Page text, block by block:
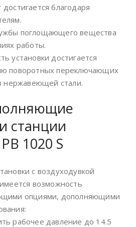
благодаря
поглощающего вещества
работы.
установки достигается
поворотных переключающих
нержавеющей стали.
станции
1020 S
с воздуходувкой
возможность
опциями, дополняющими
рабочее давление до 14.5